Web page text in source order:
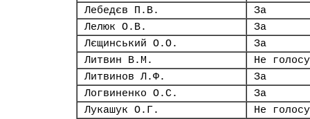
Лебедєв П.В.
За
Лелюк О.В.
За
Лєщинський О.О.
За
Литвин В.М.
Не
Литвинов Л.Ф.
За
Логвиненко О.С.
За
Лукашук О.Г.
Не